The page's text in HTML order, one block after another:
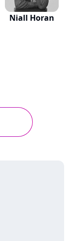
Niall Horan